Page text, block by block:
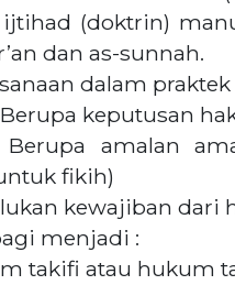
ijtihad (doktrin)
dan as-sunnah.
dalam praktek
keputusan
amalan
fikih)
kewajiban dari
menjadi :
takifi atau hukum